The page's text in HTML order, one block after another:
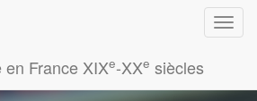
France XIXe-XXe siècles